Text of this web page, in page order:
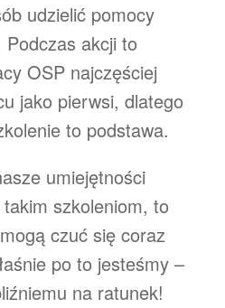
udzielić pomocy
akcji to
OSP najczęściej
jako pierwsi, dlatego
to podstawa.
umiejętności
szkoleniom, to
czuć się coraz
po to jesteśmy –
na ratunek!